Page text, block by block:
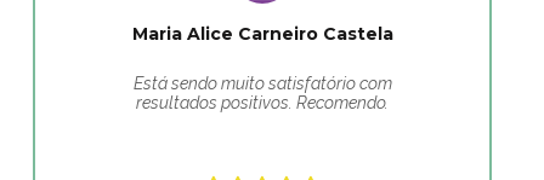
Maria Alice Carneiro Castela
Está sendo muito satisfatório com
resultados positivos. Recomendo.